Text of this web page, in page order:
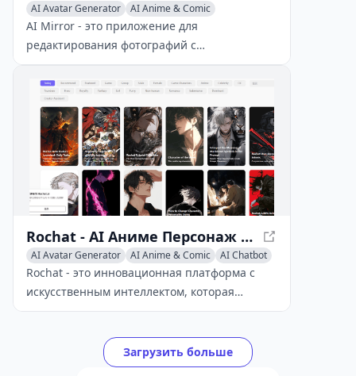
AI Avatar Generator AI Anime & Comic
AI Mirror - это приложение для
редактирования фотографий с
искусственным интеллектом, которое
использует передовые технологии ИИ для
преобразования изображений в различные
художественные стили, мультяшные
изображения, аватары и многое другое.
Rochat - AI Аниме Персонаж Создатель
AI Avatar Generator AI Anime & Comic AI Chatbot
Rochat - это инновационная платформа с
искусственным интеллектом, которая
позволяет пользователям разрабатывать и
аниме-персонажами в реальном времени,
стимулируя творчество и воображение.
Загрузить больше